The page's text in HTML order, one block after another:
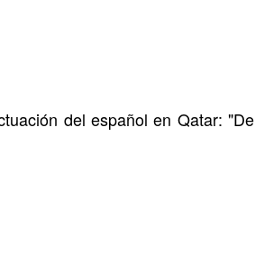
del español en Qatar: "De